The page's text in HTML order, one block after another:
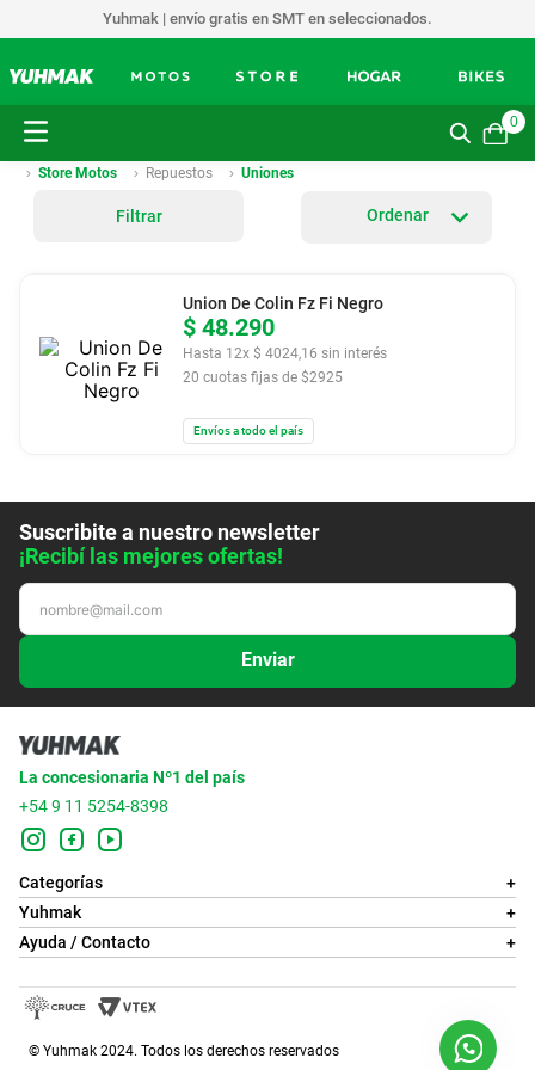
Yuhmak | envío gratis en SMT en seleccionados.
0
Store Motos Repuestos Uniones
Filtrar
$ 48.290
Hasta 12x $ 4024,16 sin interés
20 cuotas fijas de $2925
Union De Colin Fz Fi Negro
Envíos a todo el país
Suscribite a nuestro newsletter
¡Recibí las mejores ofertas!
Enviar
La concesionaria Nº1 del país
+54 9 11 5254-8398
Categorías
+
Yuhmak
+
Ayuda / Contacto
+
© Yuhmak 2024. Todos los derechos reservados